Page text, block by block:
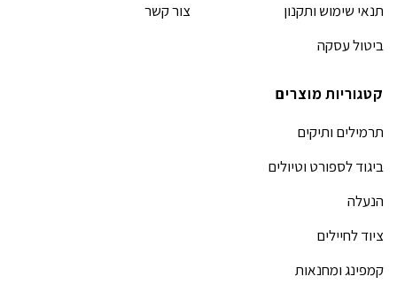
תנאי שימוש ותקנון
ביטול עסקה
צור קשר
קטגוריות מוצרים
תרמילים ותיקים
ביגוד לספורט וטיולים
הנעלה
ציוד לחיילים
קמפינג ומחנאות